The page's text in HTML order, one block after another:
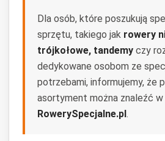
Dla osób, które poszukują
sprzętu, takiego jak rowery
trójkołowe, tandemy czy
dedykowane osobom ze
potrzebami, informujemy, że
asortyment można znaleźć
RowerySpecjalne.pl.